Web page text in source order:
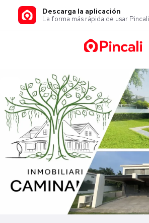
Descarga la aplicación
La forma más rápida de usar Pincali